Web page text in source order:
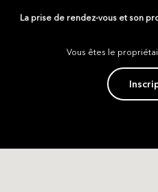
La prise de rendez-vous et son
Vous êtes le